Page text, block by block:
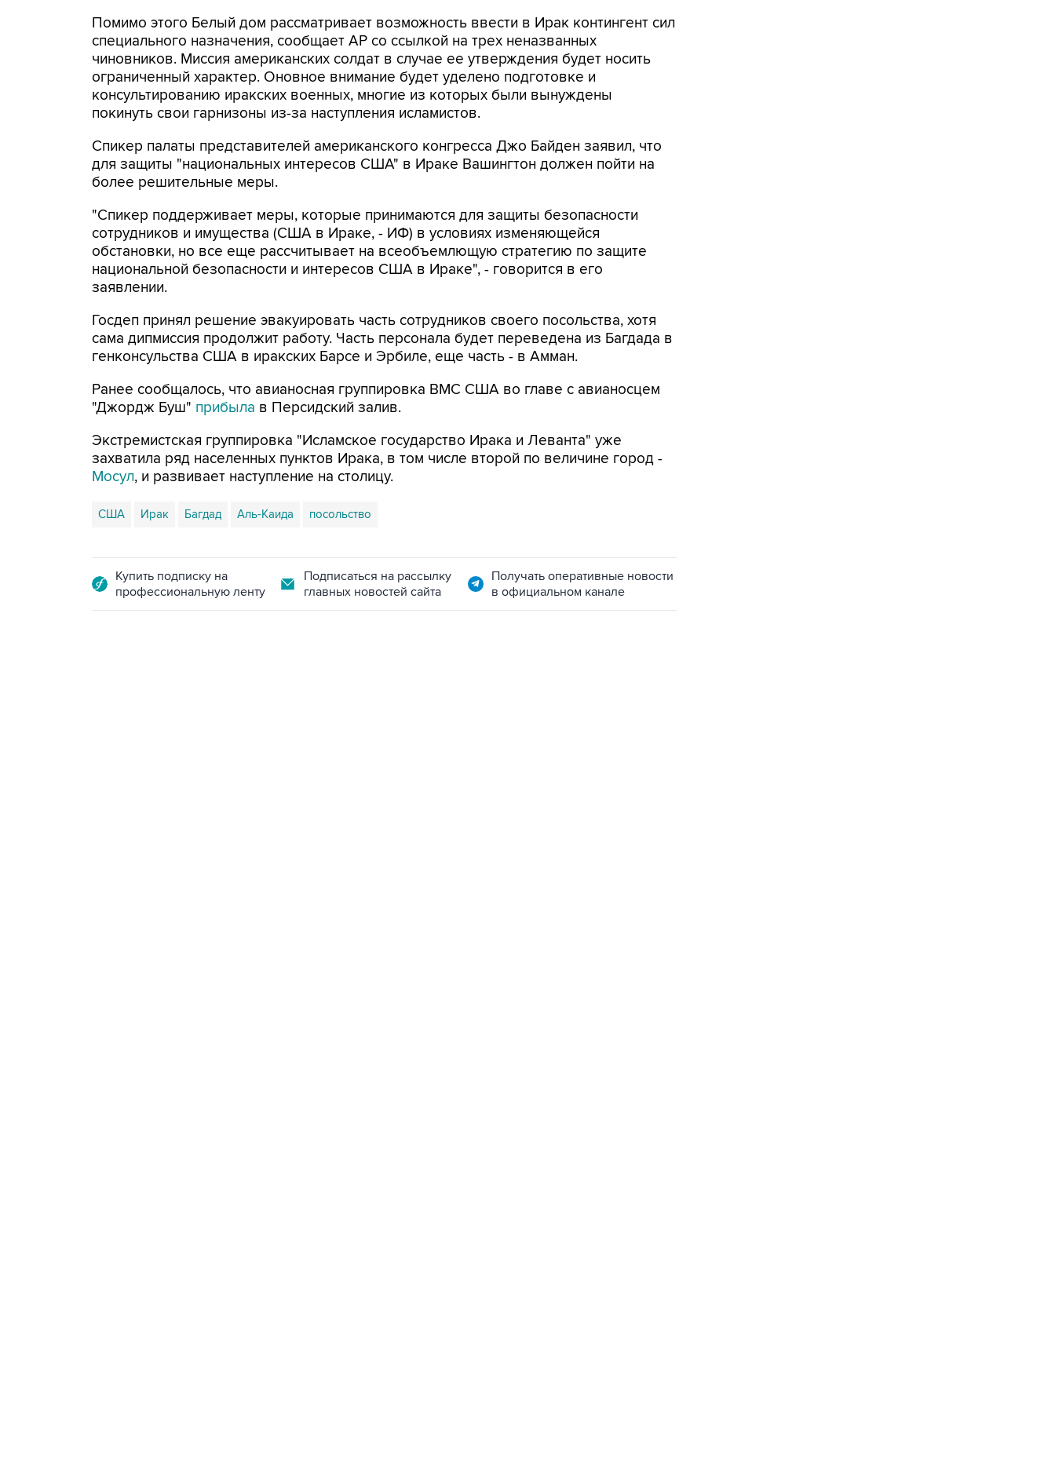
Помимо этого Белый дом рассматривает возможность ввести в Ирак контингент сил
специального назначения, сообщает AP со ссылкой на трех неназванных
чиновников. Миссия американских солдат в случае ее утверждения будет носить
ограниченный характер. Оновное внимание будет уделено подготовке и
консультированию иракских военных, многие из которых были вынуждены
покинуть свои гарнизоны из-за наступления исламистов.
Спикер палаты представителей американского конгресса Джо Байден заявил, что
для защиты "национальных интересов США" в Ираке Вашингтон должен пойти на
более решительные меры.
"Спикер поддерживает меры, которые принимаются для защиты безопасности
сотрудников и имущества (США в Ираке, - ИФ) в условиях изменяющейся
обстановки, но все еще рассчитывает на всеобъемлющую стратегию по защите
национальной безопасности и интересов США в Ираке", - говорится в его
заявлении.
Госдеп принял решение эвакуировать часть сотрудников своего посольства, хотя
сама дипмиссия продолжит работу. Часть персонала будет переведена из Багдада в
генконсульства США в иракских Барсе и Эрбиле, еще часть - в Амман.
Ранее сообщалось, что авианосная группировка ВМС США во главе с авианосцем
"Джордж Буш" прибыла в Персидский залив.
Экстремистская группировка "Исламское государство Ирака и Леванта" уже
захватила ряд населенных пунктов Ирака, в том числе второй по величине город -
Мосул, и развивает наступление на столицу.
США Ирак Багдад Аль-Каида посольство
Купить подписку на
профессиональную ленту
Подписаться на рассылку
главных новостей сайта
Получать оперативные новости
в официальном канале